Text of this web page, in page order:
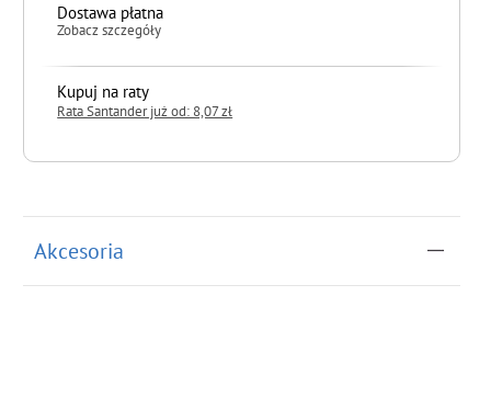
Dostawa płatna
Zobacz szczegóły
Kupuj na raty
Rata Santander już od: 8,07 zł
Akcesoria